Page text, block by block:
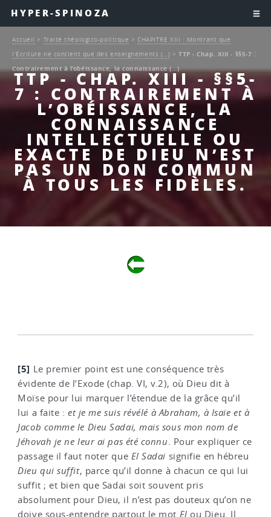
HYPER-SPINOZA
TTP - CHAP. XIII - §§5-
7 : CONTRAIREMENT À
L’OBÉISSANCE, LA
CONNAISSANCE
INTELLECTUELLE OU
EXACTE DE DIEU N’EST
PAS UN DON COMMUN
À TOUS LES FIDÈLES.
Accueil > Traité théologico-politique > CHAPITRE XIII : Montrant que
l’Écriture ne contient que des enseignements (…) >TTP - Chap. XIII - §§5-7 :
Contrairement à l’obéissance, la connaissance (…)
[5] Le premier point est une conséquence très
évidente de l’Exode (chap. VI, v.2), où Dieu dit à
Moïse pour lui marquer l’étendue de la grâce qu’il
lui a faite :et je me suis révélé à Abraham, à Isaïe et à
Jacob comme le Dieu Sadai, mais sous mon nom de
Jéhovah je ne leur ai pas été connu. Pour expliquer ce
passage il faut noter que El Sadai signifie en hébreu
Dieu qui suffit, parce qu’il donne à chacun ce qui lui
suffit ; et bien que Sadai soit souvent pris
absolument pour Dieu, il n’est pas douteux qu’on ne
doive sous-entendre partout le mot El ou Dieu. Il